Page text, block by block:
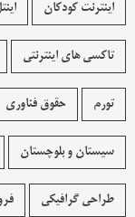
اینترنت کودکان
تاکسی های اینترنتی
تورم حقوق فناوری
سیستان و بلوچستان
طراحی گرافیکی